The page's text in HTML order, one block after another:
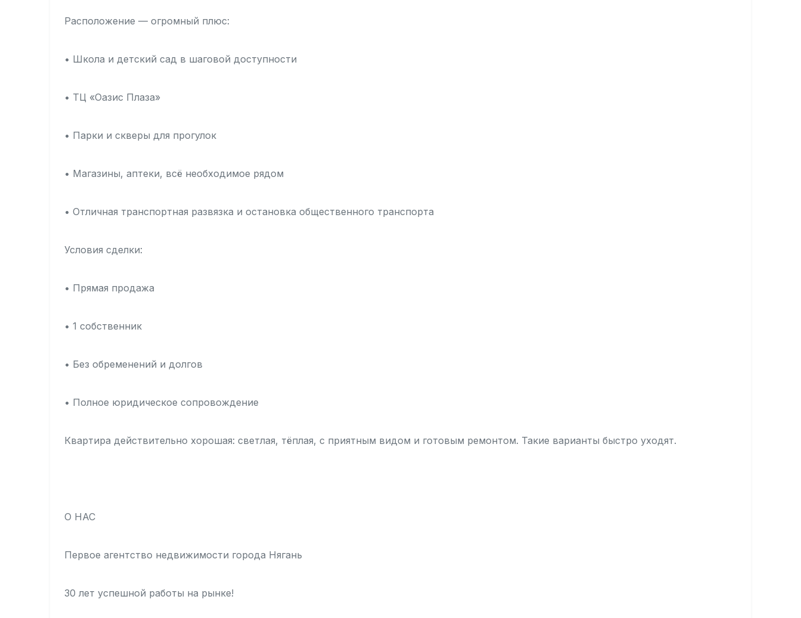
Расположение — огромный плюс:
• Школа и детский сад в шаговой доступности
• ТЦ «Оазис Плаза»
• Парки и скверы для прогулок
• Магазины, аптеки, всё необходимое рядом
• Отличная транспортная развязка и остановка общественного транспорта
Условия сделки:
• Прямая продажа
• 1 собственник
• Без обременений и долгов
• Полное юридическое сопровождение
Квартира действительно хорошая: светлая, тёплая, с приятным видом и готовым ремонтом. Такие варианты быстро уходят.
О НАС
Первое агентство недвижимости города Нягань
30 лет успешной работы на рынке!